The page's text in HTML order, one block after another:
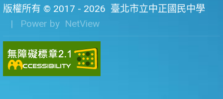
版權所有 © 2017 - 2026 臺北市立中正國民中學
| Power by NetView